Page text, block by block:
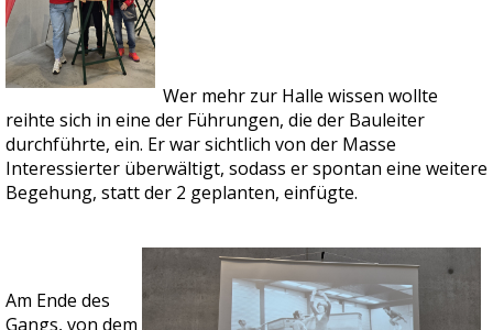
Wer mehr zur Halle wissen wollte
reihte sich in eine der Führungen, die der Bauleiter
durchführte, ein. Er war sichtlich von der Masse
Interessierter überwältigt, sodass er spontan eine weitere
Begehung, statt der 2 geplanten, einfügte.
Am Ende des
Gangs, von dem